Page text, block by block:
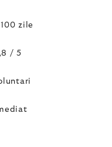
zile
/ 5